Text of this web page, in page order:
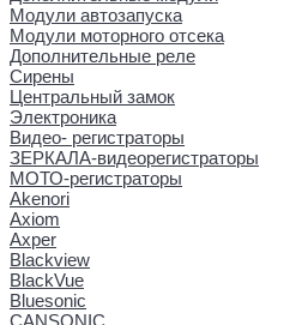
Модули автозапуска
Модули моторного отсека
Дополнительные реле
Сирены
Центральный замок
Электроника
Видео- регистраторы
ЗЕРКАЛА-видеорегистраторы
МОТО-регистраторы
Akenori
Axiom
Axper
Blackview
BlackVue
Bluesonic
CANSONIC